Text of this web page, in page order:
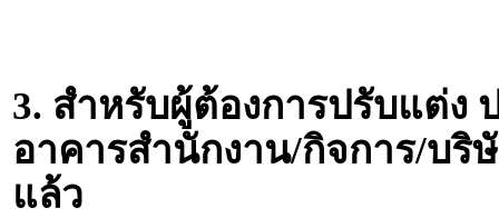
3. สำหรับผู้ต้องการปรับแต่ง
อาคารสำนักงาน/กิจการ/บริ
แล้ว